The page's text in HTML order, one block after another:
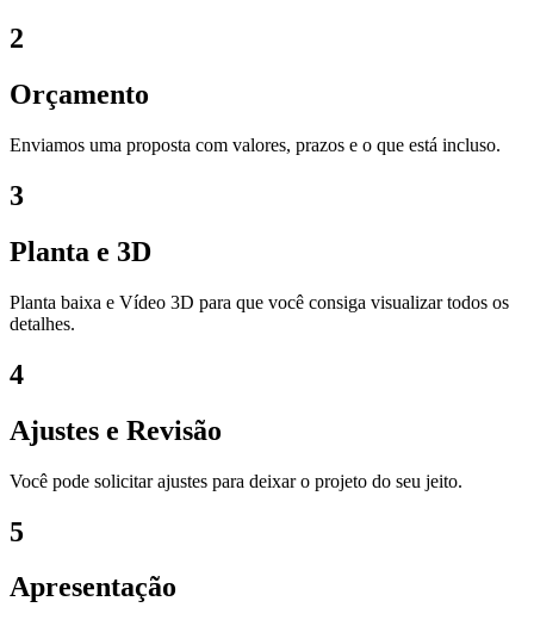
2
Orçamento
Enviamos uma proposta com valores, prazos e o que está incluso.
3
Planta e 3D
Planta baixa e Vídeo 3D para que você consiga visualizar todos os
detalhes.
4
Ajustes e Revisão
Você pode solicitar ajustes para deixar o projeto do seu jeito.
5
Apresentação